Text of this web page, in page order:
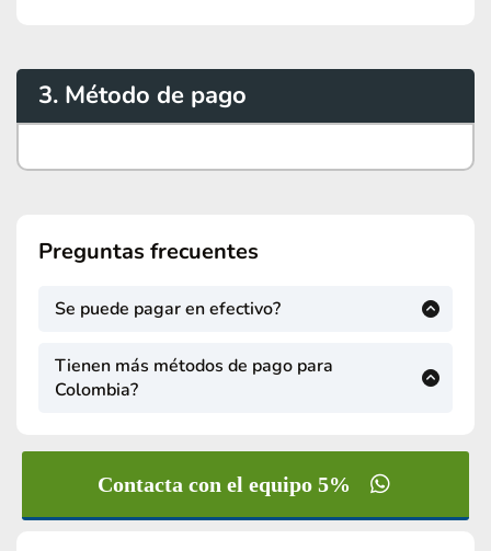
3. Método de pago
Preguntas frecuentes
Se puede pagar en efectivo?
pagos por Western Union.
Tienen más métodos de pago para
Colombia?
Contacta con el equipo 5%